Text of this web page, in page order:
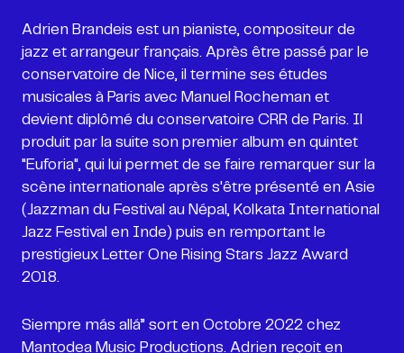
Adrien Brandeis est un pianiste, compositeur de
jazz et arrangeur français. Après être passé par le
conservatoire de Nice, il termine ses études
musicales à Paris avec Manuel Rocheman et
devient diplômé du conservatoire CRR de Paris. Il
produit par la suite son premier album en quintet
"Euforia", qui lui permet de se faire remarquer sur la
scène internationale après s'être présenté en Asie
(Jazzman du Festival au Népal, Kolkata International
Jazz Festival en Inde) puis en remportant le
prestigieux Letter One Rising Stars Jazz Award
2018.
Siempre más allá” sort en Octobre 2022 chez
Mantodea Music Productions. Adrien reçoit en